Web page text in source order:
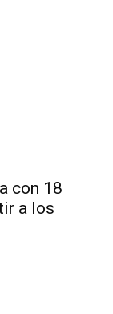
con 18
a los